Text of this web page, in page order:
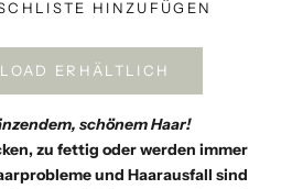
HINZUFÜGEN
ERHÄLTLICH
schönem Haar!
zu fettig oder werden immer
und Haarausfall sind